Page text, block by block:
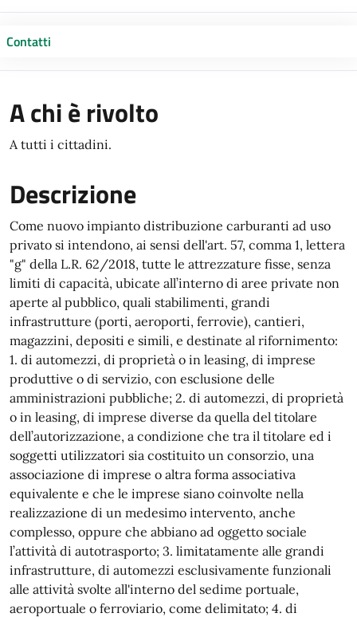
Contatti
A chi è rivolto
A tutti i cittadini.
Descrizione
Come nuovo impianto distribuzione carburanti ad uso
privato si intendono, ai sensi dell'art. 57, comma 1, lettera
"g" della L.R. 62/2018, tutte le attrezzature fisse, senza
limiti di capacità, ubicate all’interno di aree private non
aperte al pubblico, quali stabilimenti, grandi
infrastrutture (porti, aeroporti, ferrovie), cantieri,
magazzini, depositi e simili, e destinate al rifornimento:
1. di automezzi, di proprietà o in leasing, di imprese
produttive o di servizio, con esclusione delle
amministrazioni pubbliche; 2. di automezzi, di proprietà
o in leasing, di imprese diverse da quella del titolare
dell’autorizzazione, a condizione che tra il titolare ed i
soggetti utilizzatori sia costituito un consorzio, una
associazione di imprese o altra forma associativa
equivalente e che le imprese siano coinvolte nella
realizzazione di un medesimo intervento, anche
complesso, oppure che abbiano ad oggetto sociale
l’attività di autotrasporto; 3. limitatamente alle grandi
infrastrutture, di automezzi esclusivamente funzionali
alle attività svolte all'interno del sedime portuale,
aeroportuale o ferroviario, come delimitato; 4. di